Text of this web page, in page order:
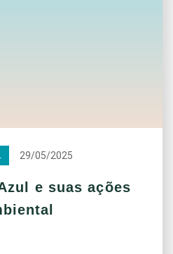
29/05/2025
e suas ações